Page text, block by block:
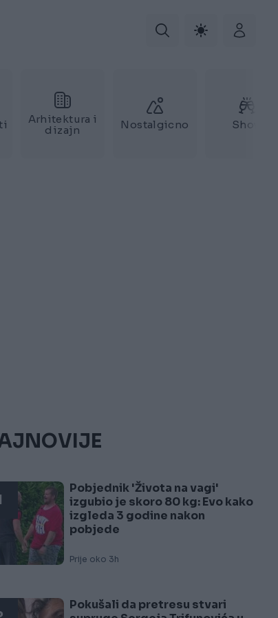
Arhitektura i
dizajn
Nostalgicno Show
Pobjednik 'Života na vagi'
izgubio je skoro 80 kg: Evo kako
izgleda 3 godine nakon
pobjede
Prije oko 3h
Pokušali da pretresu stvari